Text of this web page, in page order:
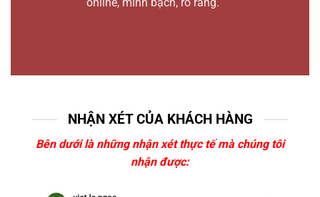
NHẬN XÉT CỦA KHÁCH HÀNG
Bên dưới là những nhận xét thực tế mà chúng tôi
nhận được: